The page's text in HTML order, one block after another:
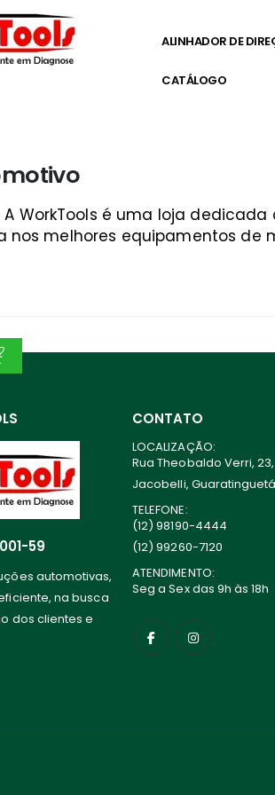
ALINHADOR DE
CATÁLOGO
WorkTools é uma loja
nos melhores equipamentos
59
automotivas,
na busca
dos clientes e
CONTATO
LOCALIZAÇÃO:
Rua Theobaldo Verri,
Jacobelli, Guaratinguetá
TELEFONE:
(12) 98190-4444
(12) 99260-7120
ATENDIMENTO:
Seg a Sex das 9h às 18h